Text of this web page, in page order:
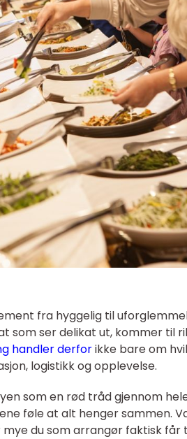
fra hyggelig til
som ser delikat ut, kommer til
handler derforikke bare om
logistikk og opplevelse.
som en rød tråd gjennom
føle at alt henger sammen.
du som arrangør faktisk